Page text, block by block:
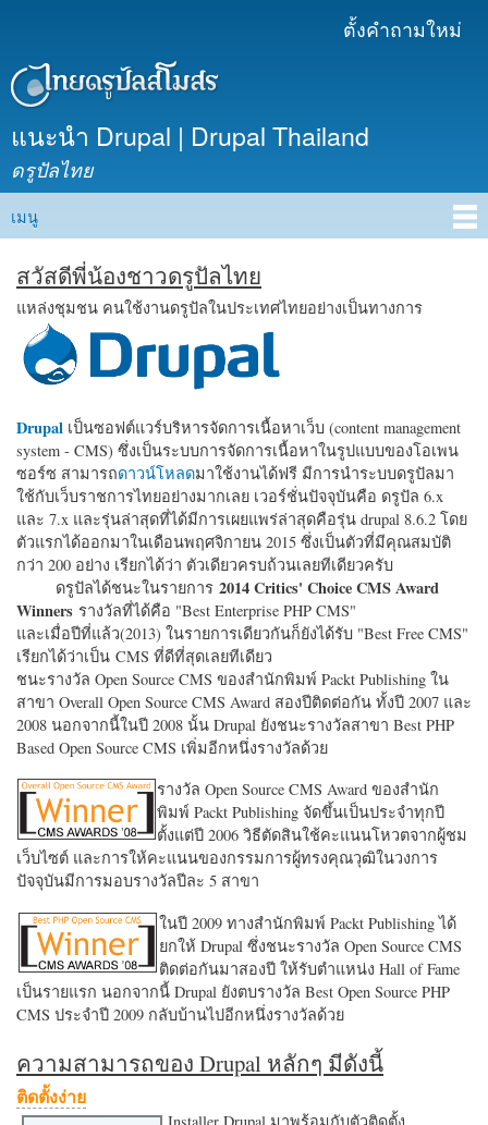
เนื้อหา
ตั้งคำถามใหม่
แนะนำ Drupal | Drupal Thailand
ดรูปัลไทย
Main menu
เมนู
สวัสดีพี่น้องชาวดรูปัลไทย
แหล่งชุมชน คนใช้งานดรูปัลในประเทศไทยอย่างเป็นทางการ
Drupal เป็นซอฟต์แวร์บริหารจัดการเนื้อหาเว็บ (content management
system - CMS) ซึ่งเป็นระบบการจัดการเนื้อหาในรูปแบบของโอเพน
ซอร์ซ สามารถดาวน์โหลดมาใช้งานได้ฟรี มีการนำระบบดรูปัลมา
ใช้กับเว็บราชการไทยอย่างมากเลย เวอร์ชั่นปัจจุบันคือ ดรูปัล 6.x
และ 7.x และรุ่นล่าสุดที่ได้มีการเผยแพร่ล่าสุดคือรุ่น drupal 8.6.2 โดย
ตัวแรกได้ออกมาในเดือนพฤศจิกายน 2015 ซึ่งเป็นตัวที่มีคุณสมบัติ
กว่า 200 อย่าง เรียกได้ว่า ตัวเดียวครบถ้วนเลยทีเดียวครับ
ดรูปัลได้ชนะในรายการ 2014 Critics' Choice CMS Award
Winners รางวัลที่ได้คือ "Best Enterprise PHP CMS"
และเมื่อปีที่แล้ว(2013) ในรายการเดียวกันก็ยังได้รับ "Best Free CMS"
เรียกได้ว่าเป็น CMS ที่ดีที่สุดเลยทีเดียว
ชนะรางวัล Open Source CMS ของสำนักพิมพ์ Packt Publishing ใน
สาขา Overall Open Source CMS Award สองปีติดต่อกัน ทั้งปี 2007 และ
2008 นอกจากนี้ในปี 2008 นั้น Drupal ยังชนะรางวัลสาขา Best PHP
Based Open Source CMS เพิ่มอีกหนึ่งรางวัลด้วย
รางวัล Open Source CMS Award ของสำนัก
พิมพ์ Packt Publishing จัดขึ้นเป็นประจำทุกปี
ตั้งแต่ปี 2006 วิธีตัดสินใช้คะแนนโหวตจากผู้ชม
เว็บไซต์ และการให้คะแนนของกรรมการผู้ทรงคุณวุฒิในวงการ
ปัจจุบันมีการมอบรางวัลปีละ 5 สาขา
ในปี 2009 ทางสำนักพิมพ์ Packt Publishing ได้
ยกให้ Drupal ซึ่งชนะรางวัล Open Source CMS
ติดต่อกันมาสองปี ให้รับตำแหน่ง Hall of Fame
เป็นรายแรก นอกจากนี้ Drupal ยังตบรางวัล Best Open Source PHP
CMS ประจำปี 2009 กลับบ้านไปอีกหนึ่งรางวัลด้วย
ความสามารถของ Drupal หลักๆ มีดังนี้
ติดตั้งง่าย